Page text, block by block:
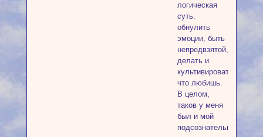
логическая
суть:
обнулить
эмоции, быть
непредвзятой,
делать и
культивировать,
что любишь.
В целом,
таков у меня
был и мой
подсознательный